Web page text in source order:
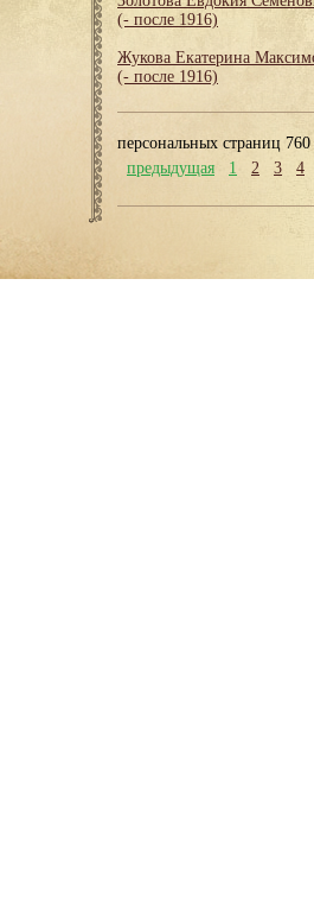
(- после 1916)
Жукова Екатерина
(- после 1916)
персональных страниц 760
предыдущая
1 2 3 4